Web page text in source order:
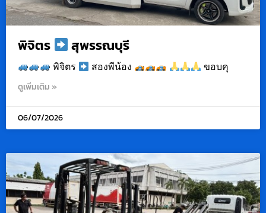
พิจิตร สุพรรณบุรี
พิจิตร สองพีน้อง ขอบคุ
ดูเพิ่มเติม »
06/07/2026